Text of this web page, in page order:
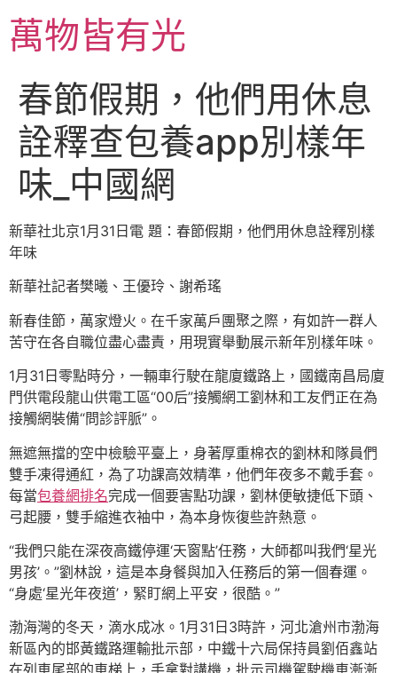
主萬物皆有光
春節假期，他們用休息
詮釋查包養app別樣年
味_中國網
新華社北京1月31日電 題：春節假期，他們用休息詮釋別樣
年味
新華社記者樊曦、王優玲、謝希瑤
新春佳節，萬家燈火。在千家萬戶團聚之際，有如許一群人
苦守在各自職位盡心盡責，用現實舉動展示新年別樣年味。
1月31日零點時分，一輛車行駛在龍廈鐵路上，國鐵南昌局廈
門供電段龍山供電工區“00后”接觸網工劉林和工友們正在為
接觸網裝備“問診評脈”。
無遮無擋的空中檢驗平臺上，身著厚重棉衣的劉林和隊員們
雙手凍得通紅，為了功課高效精準，他們年夜多不戴手套。
每當包養網排名完成一個要害點功課，劉林便敏捷低下頭、
弓起腰，雙手縮進衣袖中，為本身恢復些許熱意。
“我們只能在深夜高鐵停運‘天窗點’任務，大師都叫我們‘星光
男孩’。”劉林說，這是本身餐與加入任務后的第一個春運。
“身處‘星光年夜道’，緊盯網上平安，很酷。”
渤海灣的冬天，滴水成冰。1月31日3時許，河北滄州市渤海
新區內的邯黃鐵路運輸批示部，中鐵十六局保持員劉佰鑫站